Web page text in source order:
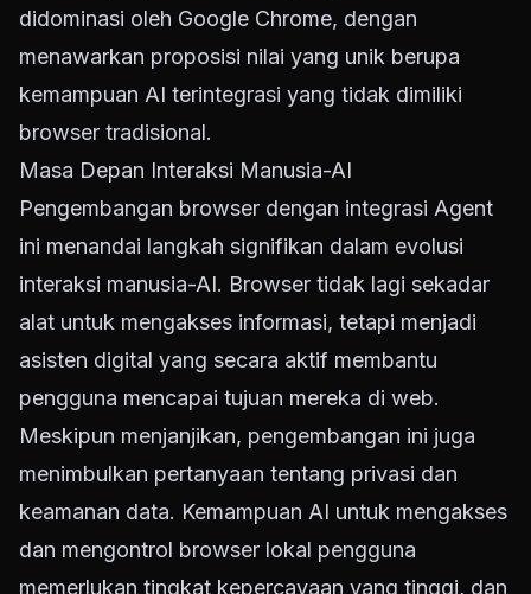
didominasi oleh Google Chrome, dengan
menawarkan proposisi nilai yang unik berupa
kemampuan AI terintegrasi yang tidak dimiliki
browser tradisional.
Masa Depan Interaksi Manusia-AI
Pengembangan browser dengan integrasi Agent
ini menandai langkah signifikan dalam evolusi
interaksi manusia-AI. Browser tidak lagi sekadar
alat untuk mengakses informasi, tetapi menjadi
asisten digital yang secara aktif membantu
pengguna mencapai tujuan mereka di web.
Meskipun menjanjikan, pengembangan ini juga
menimbulkan pertanyaan tentang privasi dan
keamanan data. Kemampuan AI untuk mengakses
dan mengontrol browser lokal pengguna
memerlukan tingkat kepercayaan yang tinggi, dan